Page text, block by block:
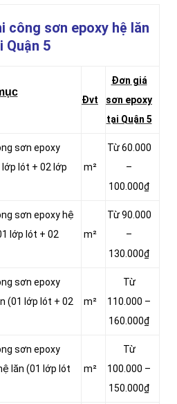
công sơn epoxy hệ lăn
Quận 5
Đvt
Đơn giá
sơn epoxy
tại Quận 5
sơn epoxy
lót + 02 lớp
m²
Từ 60.000
–
100.000₫
sơn epoxy hệ
lớp lót + 02
m²
Từ 90.000
–
130.000₫
sơn epoxy
(01 lớp lót + 02
m²
Từ
110.000 –
160.000₫
sơn epoxy
lăn (01 lớp lót
m²
Từ
100.000 –
150.000₫